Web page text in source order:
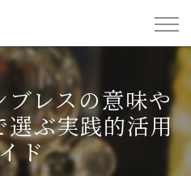
ブレスの意味や
選ぶ実践的活用
ド